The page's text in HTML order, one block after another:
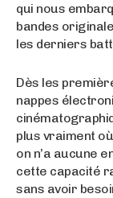
qui nous
bandes
les derniers
Dès les
nappes
plus vraiment
on n’a aucune
cette capacité
sans avoir